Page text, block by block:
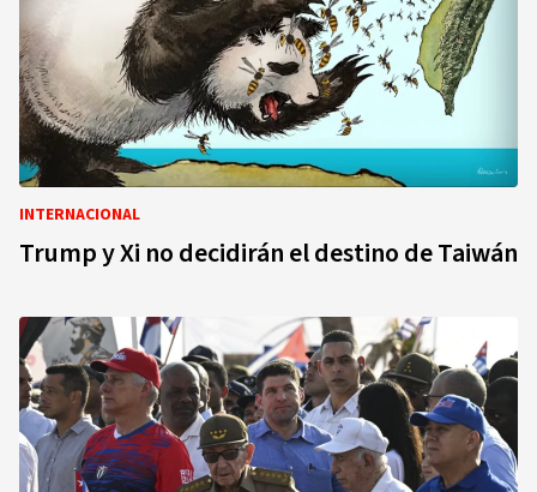
INTERNACIONAL
Trump y Xi no decidirán el destino de Taiwán